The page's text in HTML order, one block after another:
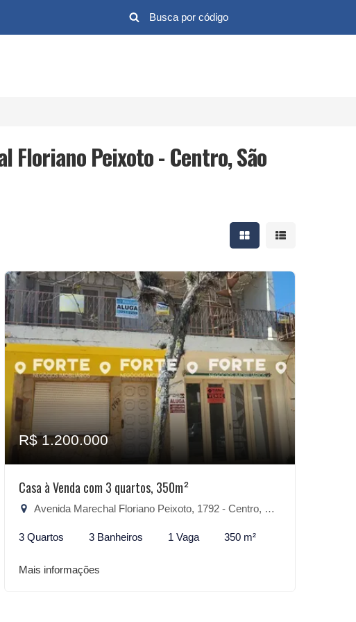
Floriano Peixoto - Centro, São
Mostrar resultados em
Mostrar
R$ 1.200.000
Casa à Venda com 3 quartos, 350m²
Avenida Marechal Floriano Peixoto, 1792 - Centro, São Lourenço do Sul-RS
3 Quartos 3 Banheiros 1 Vaga 350 m²
Mais informações